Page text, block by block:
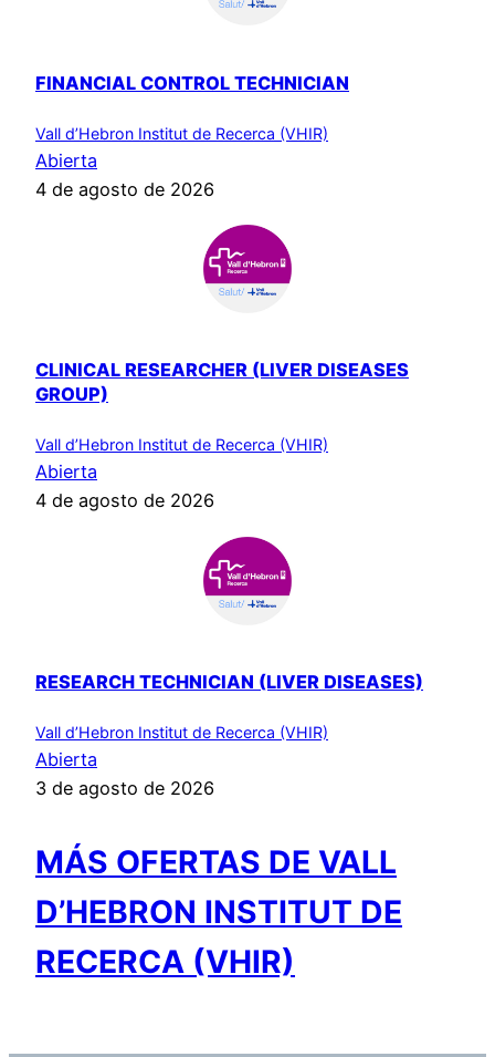
FINANCIAL CONTROL TECHNICIAN
Vall d’Hebron Institut de Recerca (VHIR)
Abierta
4 de agosto de 2026
CLINICAL RESEARCHER (LIVER DISEASES
GROUP)
Vall d’Hebron Institut de Recerca (VHIR)
Abierta
4 de agosto de 2026
RESEARCH TECHNICIAN (LIVER DISEASES)
Vall d’Hebron Institut de Recerca (VHIR)
Abierta
3 de agosto de 2026
MÁS OFERTAS DE VALL
D’HEBRON INSTITUT DE
RECERCA (VHIR)